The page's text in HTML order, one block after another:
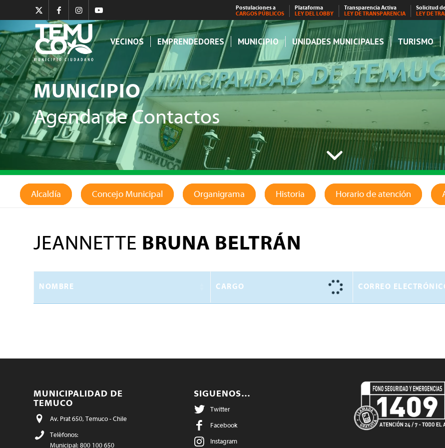
Postulaciones a
CARGOS PÚBLICOS
Plataforma
LEY DEL LOBBY
Transparencia Activa
LEY DE TRANSPARENCIA
Solicitud
LEY DE
VECINOS EMPRENDEDORES MUNICIPIO UNIDADES MUNICIPALES TURISMO
MUNICIPIO
Agenda de Contactos
Alcaldía Concejo Municipal Organigrama Historia Horario de atención
JEANNETTE BRUNA BELTRÁN
NOMBRE CARGO CORREO
MUNICIPALIDAD DE
TEMUCO
Av. Prat 650, Temuco - Chile
Teléfonos:
Municipal: 800 100 650
SIGUENOS…
Twitter
Facebook
Instagram